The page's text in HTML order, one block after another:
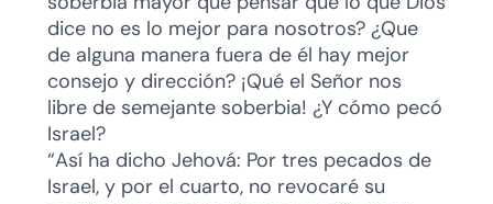
dice no es lo mejor para nosotros? ¿Que
de alguna manera fuera de él hay mejor
consejo y dirección? ¡Qué el Señor nos
libre de semejante soberbia! ¿Y cómo pecó
Israel?
“Así ha dicho Jehová: Por tres pecados de
Israel, y por el cuarto, no revocaré su